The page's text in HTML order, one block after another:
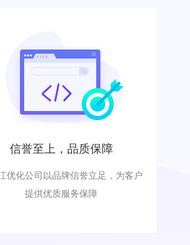
信誉至上，品质保障
优化公司以品牌信誉立足，为客户
提供优质服务保障